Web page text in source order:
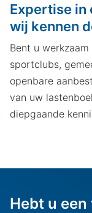
Expertise in
wij kennen
Bent u
sportclubs,
openbare
van uw
diepgaande
Hebt u een